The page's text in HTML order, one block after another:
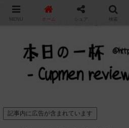
カップ麺の新商品をレビュー /
記事内に広告が含まれています
MENU ホーム シェア 検索